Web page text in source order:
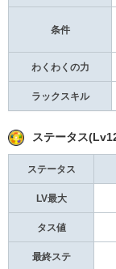
条件
わくわくの力
ラックスキル
ステータス
ステータス
LV最大
タス値
最終ステ